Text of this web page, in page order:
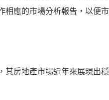
應的市場分析報告，以便
其房地產市場近年來展現出